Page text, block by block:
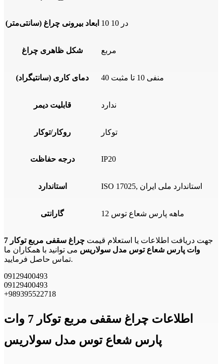
ابعاد بیرونی چراغ (سانتی‌متر) 10 در 10
شکل ظاهری چراغ مربع
دمای کاری (سانتیگراد) منفی 10 تا مثبت 40
قابلیت دیمر ندارد
روکار/توکار توکار
درجه حفاظت IP20
استاندارد ISO 17025, استاندارد ملی ایران
گارانتی 12 ماهه پارس شعاع توس
جهت دریافت اطلاعات یا استعلام قیمت
چراغ سقفی مربع توکار 7
وات پارس شعاع توس مدل سولاریس می توانید با همکاران ما
تماس حاصل فرمایید.
09129400493
09129400493
+989395522718
اطلاعات چراغ سقفی مربع توکار 7 وات
پارس شعاع توس مدل سولاریس